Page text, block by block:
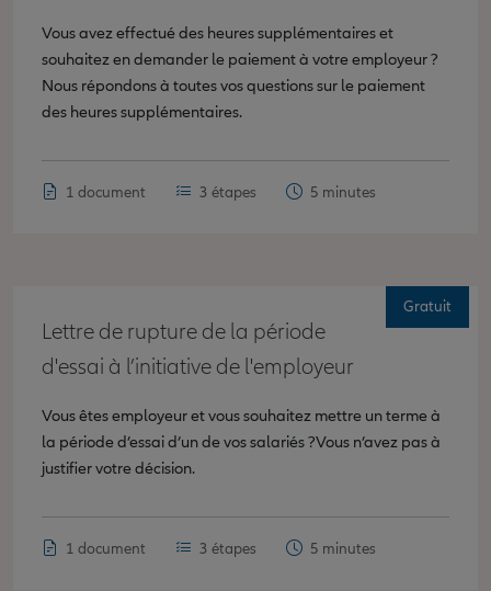
Vous avez effectué des heures supplémentaires et
souhaitez en demander le paiement à votre employeur ?
Nous répondons à toutes vos questions sur le paiement
des heures supplémentaires.
1 document 3 étapes 5 minutes
Lettre de rupture de la période
d'essai à l’initiative de l'employeur
Vous êtes employeur et vous souhaitez mettre un terme à
la période d’essai d’un de vos salariés ?Vous n’avez pas à
justifier votre décision.
1 document 3 étapes 5 minutes
Gratuit